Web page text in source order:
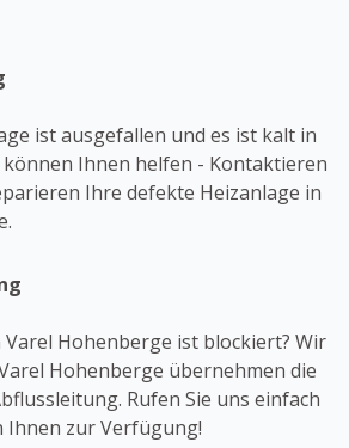
ist ausgefallen und es ist kalt in
können Ihnen helfen - Kontaktieren
Ihre defekte Heizanlage in
Hohenberge ist blockiert? Wir
Hohenberge übernehmen die
Rufen Sie uns einfach
Ihnen zur Verfügung!